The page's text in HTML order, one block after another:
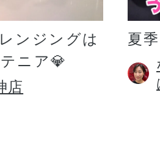
ンジングは
ニア💎
店
夏